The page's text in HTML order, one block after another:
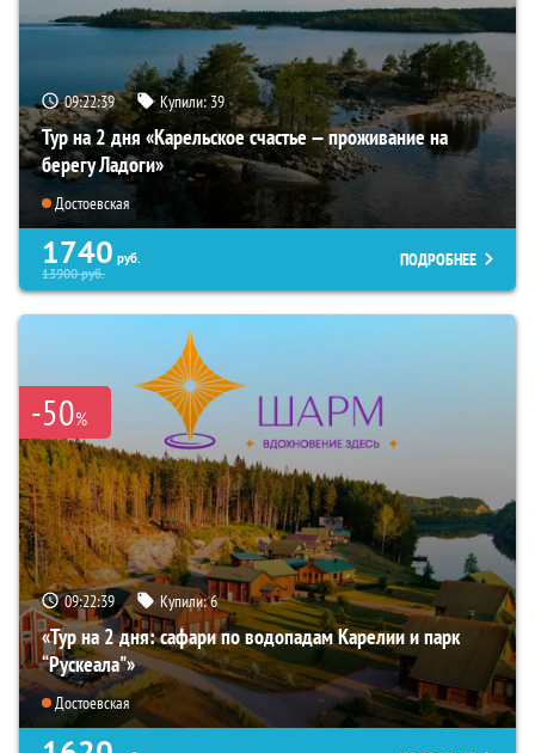
09:22:37 Купили:39
Тур на 2 дня «Карельское счастье — проживание на
берегу Ладоги»
Достоевская
1740 руб.
13900руб.
ПОДРОБНЕЕ
-50%
09:22:37 Купили:6
«Тур на 2 дня: сафари по водопадам Карелии и парк
“Рускеала"»
Достоевская